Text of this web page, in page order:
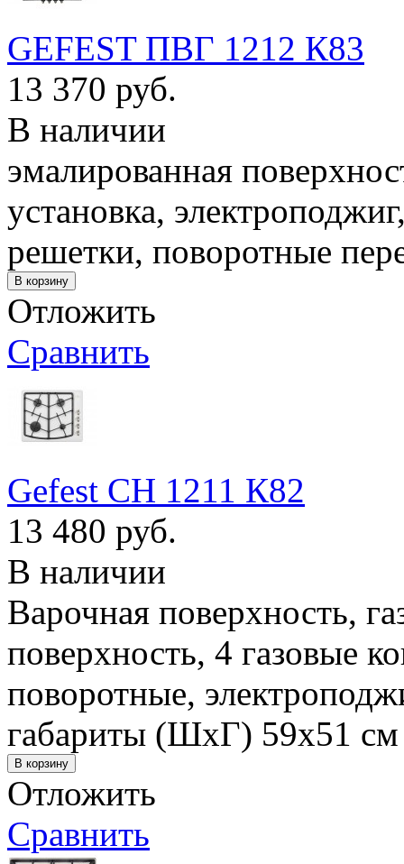
GEFEST ПВГ 1212 К83
13 370 руб.
В наличии
эмалированная
установка,
решетки, поворотные
Отложить
Сравнить
Gefest СН 1211 К82
13 480 руб.
В наличии
Варочная поверхность,
поверхность, 4 газовые
поворотные,
габариты (ШхГ) 59x51 см
Отложить
Сравнить